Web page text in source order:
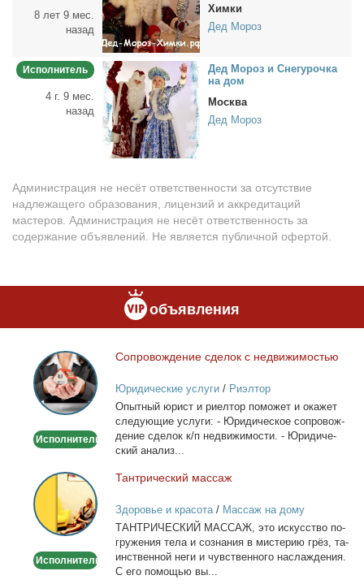
8 лет 9 мес.
назад
Химки
Дед Мороз
Исполнитель
4 г. 9 мес.
назад
Дед Мо­роз и Сне­гу­роч­ка
на дом
Москва
Дед Мороз
Администрация не несёт ответственности за отсутствие
надлежащего образования, лицензий и аккредитаций
мастеров. Администрация не несёт ответственность за
содержание объявлений. Не является публичной офертой.
объявления
Сопровождение
сделок
с
недвижимостью
Исполнитель
Со­про­вож­де­ние сде­лок с недви­жи­мо­стью
Юридические услуги/ Риэлтор
Опыт­ный юрист и ри­ел­тор по­мо­жет и ока­жет
сле­ду­ю­щие услу­ги: - Юри­ди­че­ское со­про­вож­
де­ние сде­лок к/п недви­жи­мо­сти. - Юри­ди­че­
ский ана­лиз...
Тантрический
массаж
Исполнитель
Тан­три­че­ский мас­саж
Здоровье и красота/ Массаж на дому
ТАНТРИЧЕСКИЙ МАССАЖ, это ис­кус­ство по­
гру­же­ния те­ла и со­зна­ния в ми­сте­рию грёз, та­
ин­ствен­ной неги и чув­ствен­но­го на­сла­жде­ния.
С его по­мо­щью вы...